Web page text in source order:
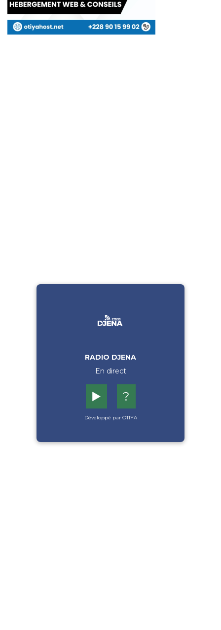
RADIO DJENA
En direct
▶️ ?
Développé par OTIYA